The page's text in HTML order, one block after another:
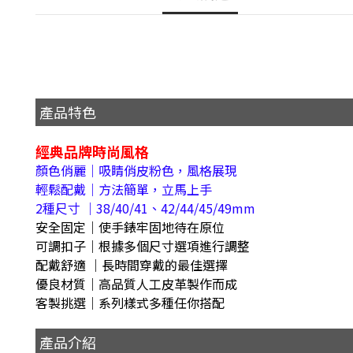
產品特色
經典品牌時尚風格
顏色俏麗｜吸睛俏皮粉色，風格展現
輕鬆配戴｜方法簡單，立馬上手
2種尺寸 ｜38/40/41、42/44/45/49mm
安全固定｜使手錶牢固地待在原位
可調扣子｜根據多個尺寸選項進行調整
配戴舒適 ｜長時間穿戴的最佳選擇
優良材質｜高品質人工皮革製作而成
客製挑選｜系列樣式多種任你搭配
產品介紹